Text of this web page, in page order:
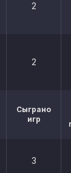
2
2
Сыграно
игр
3